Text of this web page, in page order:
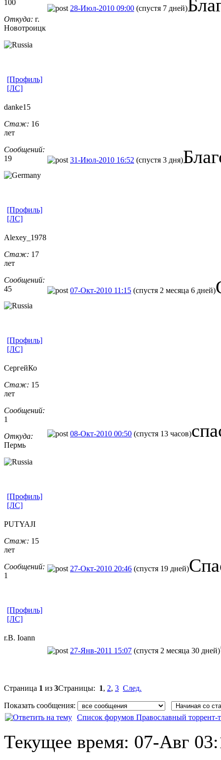
100
Откуда: г.
Новотроицк
28-Июл-2010 09:00 (спустя 7 дней)
[Профиль]
[ЛС]
danke15
Стаж: 16
лет
Сообщений:
19
31-Июл-2010 16:52 (спустя 3 дня)
[Профиль]
[ЛС]
Alexey_1978
Стаж: 17
лет
Сообщений:
45
07-Окт-2010 11:15 (спустя 2 месяца 6 дней)
[Профиль]
[ЛС]
СергейКо
Стаж: 15
лет
Сообщений:
1
Откуда:
Пермь
08-Окт-2010 00:50 (спустя 13 часов)
[Профиль]
[ЛС]
PUTYAJI
Стаж: 15
лет
Сообщений:
1
27-Окт-2010 20:46 (спустя 19 дней)
[Профиль]
[ЛС]
r.B. Ioann
27-Янв-2011 15:07 (спустя 2 месяца 30 дней)
Страница 1 из 3Страницы: 1, 2, 3 След.
Показать сообщения:
Список форумов Православный торрент-
Текущее время: 07-Авг